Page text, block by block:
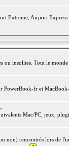
Extreme, Airport
ou insolites. Tout le
PowerBook-fr et
Mac/PC, jeux,
non) rencontrés lors de